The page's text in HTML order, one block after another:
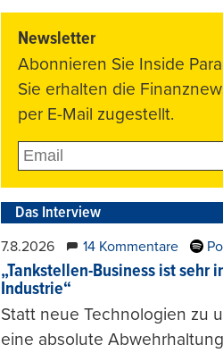
Newsletter
Abonnieren Sie Inside
Sie erhalten die
per E-Mail zugestellt.
Das Interview
7.8.2026 14 Kommentare
„Tankstellen-Business ist sehr
Industrie“
Statt neue Technologien zu
eine absolute